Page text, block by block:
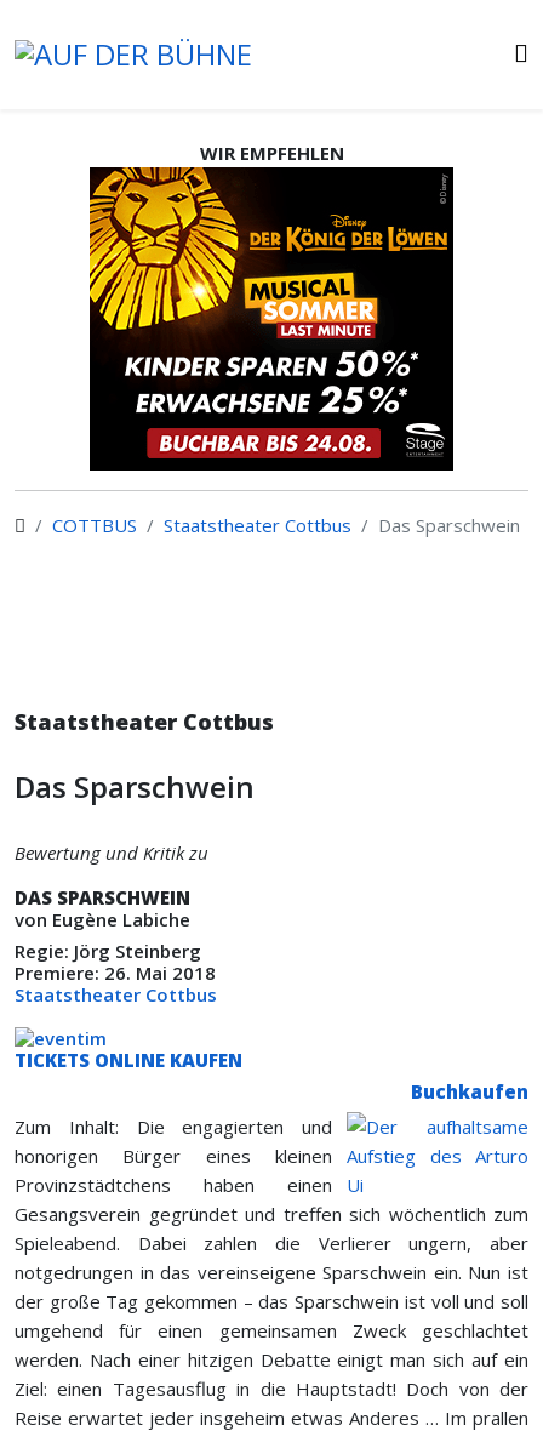
WIR EMPFEHLEN
COTTBUS Staatstheater Cottbus Das Sparschwein
Staatstheater Cottbus
Das Sparschwein
Bewertung und Kritik zu
DAS SPARSCHWEIN
von Eugène Labiche
Regie: Jörg Steinberg
Premiere: 26. Mai 2018
Staatstheater Cottbus
TICKETS ONLINE KAUFEN
Buchkaufen
Zum Inhalt: Die engagierten und
honorigen Bürger eines kleinen
Provinzstädtchens haben einen
Gesangsverein gegründet und treffen sich wöchentlich zum
Spieleabend. Dabei zahlen die Verlierer ungern, aber
notgedrungen in das vereinseigene Sparschwein ein. Nun ist
der große Tag gekommen – das Sparschwein ist voll und soll
umgehend für einen gemeinsamen Zweck geschlachtet
werden. Nach einer hitzigen Debatte einigt man sich auf ein
Ziel: einen Tagesausflug in die Hauptstadt! Doch von der
Reise erwartet jeder insgeheim etwas Anderes … Im prallen